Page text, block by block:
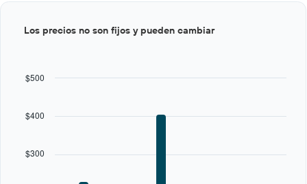
graphic.
$300
$400
$500
Los precios no son fijos y pueden cambiar